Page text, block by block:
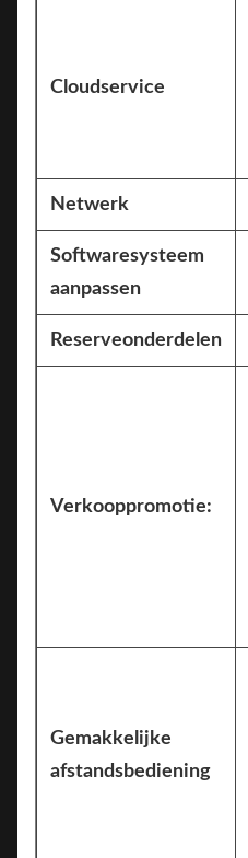
Cloudservice
Netwerk
Softwaresysteem
aanpassen
Reserveonderdelen
Verkooppromotie:
Gemakkelijke
afstandsbediening